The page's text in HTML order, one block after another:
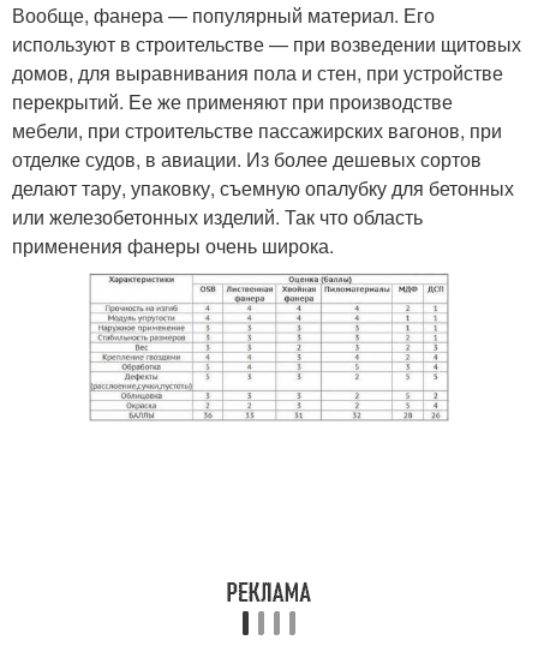
Вообще, фанера — популярный материал. Его
используют в строительстве — при возведении щитовых
домов, для выравнивания пола и стен, при устройстве
перекрытий. Ее же применяют при производстве
мебели, при строительстве пассажирских вагонов, при
отделке судов, в авиации. Из более дешевых сортов
делают тару, упаковку, съемную опалубку для бетонных
или железобетонных изделий. Так что область
применения фанеры очень широка.